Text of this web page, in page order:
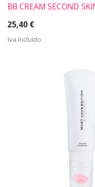
BB CREAM SECOND
25,40€
Iva incluido